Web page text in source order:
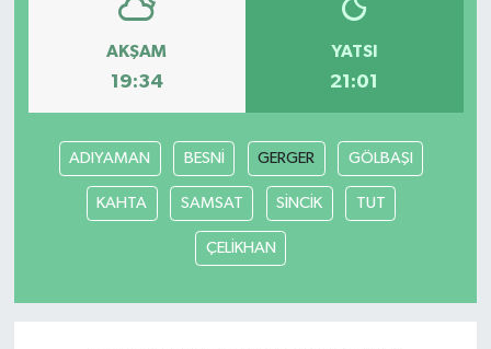
AKŞAM
19:34
YATSI
21:01
ADIYAMAN BESNİ GERGER GÖLBAŞI
KAHTA SAMSAT SİNCİK TUT
ÇELİKHAN